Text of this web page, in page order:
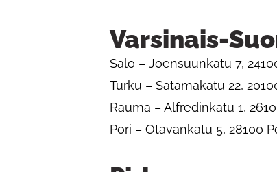
Varsinais-
Salo – Joensuunkatu 7,
Turku – Satamakatu 22,
Rauma – Alfredinkatu 1,
Pori – Otavankatu 5, 28100